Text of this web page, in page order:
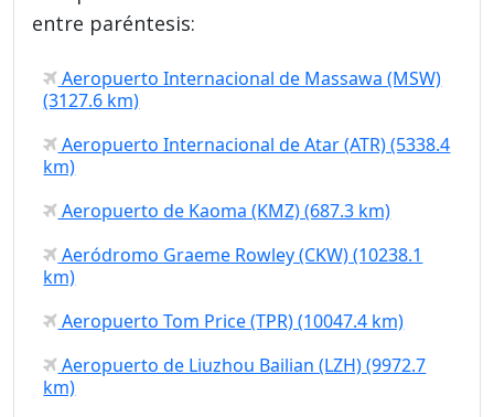
entre paréntesis:
Aeropuerto Internacional de Massawa (MSW)
(3127.6 km)
Aeropuerto Internacional de Atar (ATR) (5338.4
km)
Aeropuerto de Kaoma (KMZ) (687.3 km)
Aeródromo Graeme Rowley (CKW) (10238.1
km)
Aeropuerto Tom Price (TPR) (10047.4 km)
Aeropuerto de Liuzhou Bailian (LZH) (9972.7
km)